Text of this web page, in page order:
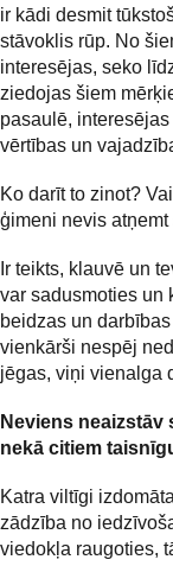
ir kādi desmit
stāvoklis rūp. No
interesējas, seko
ziedojas šiem
pasaulē,
vērtības un
Ko darīt to zinot?
ģimeni nevis
Ir teikts, klauvē un
var sadusmoties un
beidzas un
vienkārši nespēj
jēgas, viņi vienalga
Neviens neaizstāv
nekā citiem
Katra viltīgi
zādzība no
viedokļa raugoties,